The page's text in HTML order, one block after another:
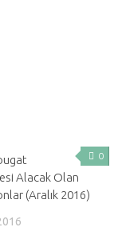
0
Alacak Olan
(Aralık 2016)